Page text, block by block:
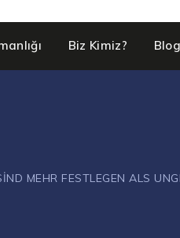
Biz Kimiz? Blog
MEHR FESTLEGEN ALS